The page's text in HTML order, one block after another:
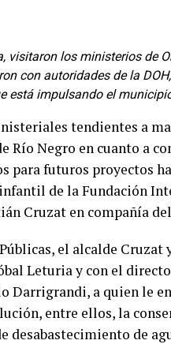
visitaron los ministerios de
con autoridades de la
está impulsando el
tendientes a
Río Negro en cuanto a
para futuros proyectos
de la Fundación
Cruzat en compañía del
el alcalde Cruzat
Leturia y con el
Darrigrandi, a quien le
entre ellos, la
desabastecimiento de